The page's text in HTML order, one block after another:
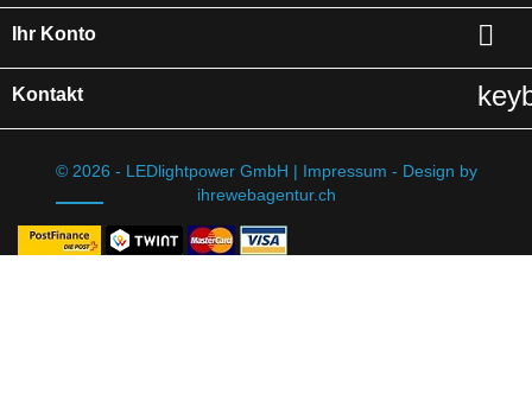
Ihr Konto 
Kontakt
© 2026 - LEDlightpower GmbH | Impressum - Design by
ihrewebagentur.ch